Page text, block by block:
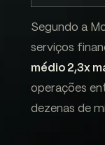
Segundo a
serviços
médio 2,3x
operações
dezenas de